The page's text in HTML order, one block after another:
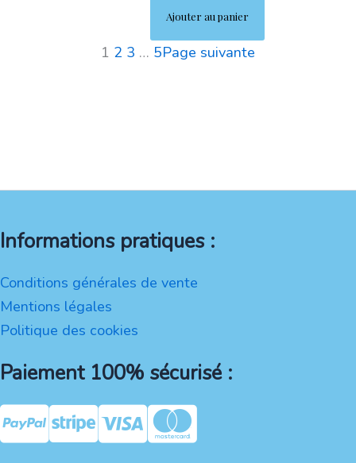
Ajouter au panier
1 2 3 … 5Page suivante
Informations pratiques :
Conditions générales de vente
Mentions légales
Politique des cookies
Paiement 100% sécurisé :